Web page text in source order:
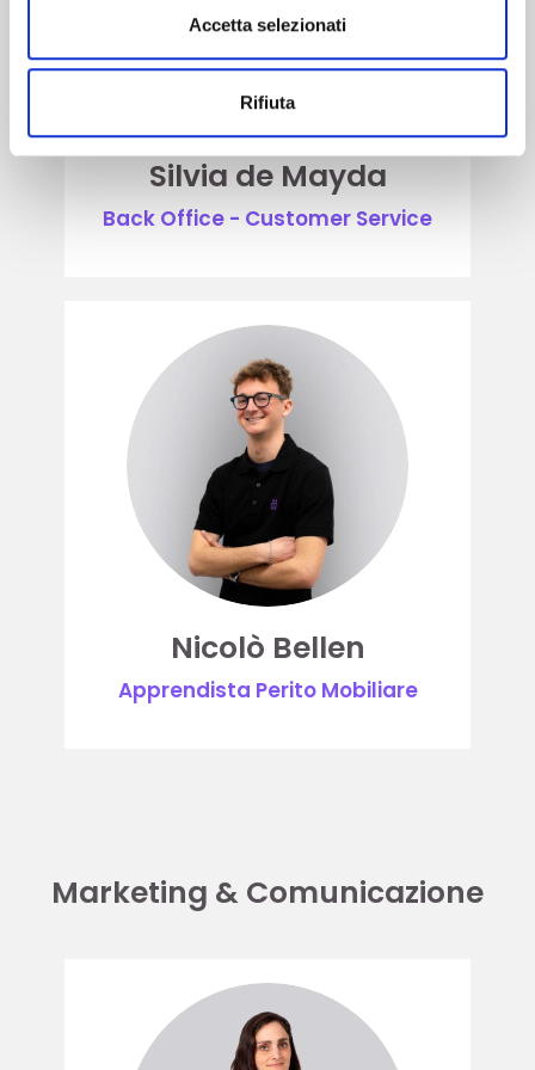
Accetta selezionati
Rifiuta
Silvia de Mayda
Back Office - Customer Service
Nicolò Bellen
Apprendista Perito Mobiliare
Marketing & Comunicazione